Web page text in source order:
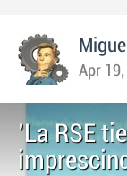
Apr
'La RSE